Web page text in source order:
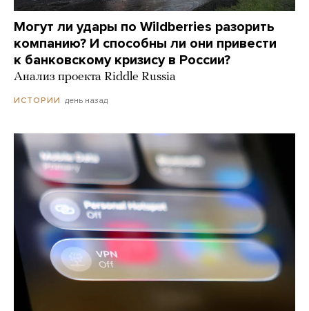
Могут ли удары по Wildberries разорить
компанию? И способны ли они привести
к банковскому кризису в России?
Анализ проекта Riddle Russia
ИСТОРИИ день назад